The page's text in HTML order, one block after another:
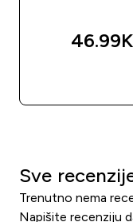
Sve
Trenutno nema
Napišite recenziju